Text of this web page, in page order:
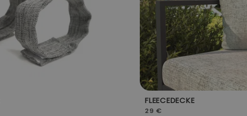
FLEECEDECKE
29 €